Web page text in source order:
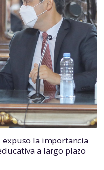
expuso la importancia
a largo plazo